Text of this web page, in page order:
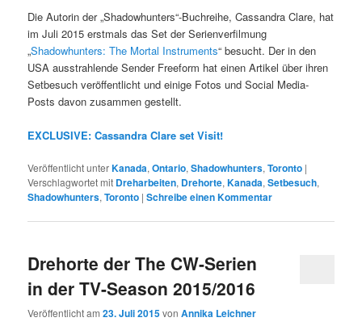
Die Autorin der „Shadowhunters“-Buchreihe, Cassandra Clare, hat
im Juli 2015 erstmals das Set der Serienverfilmung
„Shadowhunters: The Mortal Instruments“ besucht. Der in den
USA ausstrahlende Sender Freeform hat einen Artikel über ihren
Setbesuch veröffentlicht und einige Fotos und Social Media-
Posts davon zusammen gestellt.
EXCLUSIVE: Cassandra Clare set Visit!
Veröffentlicht unterKanada,Ontario,Shadowhunters,Toronto |
Verschlagwortet mit Dreharbeiten, Drehorte,Kanada,Setbesuch,
Shadowhunters,Toronto |Schreibe einen Kommentar
Drehorte der The CW-Serien
in der TV-Season 2015/2016
Veröffentlicht am23. Juli 2015vonAnnika Leichner